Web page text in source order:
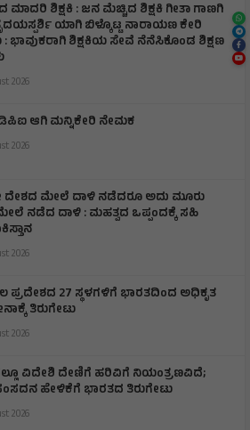
ಶಿಕ್ಷಕಿ : ಜನ ಮೆಚ್ಚಿದ ಶಿಕ್ಷಕಿ ಗೀತಾ ಗಾಣಗಿ
ಯಾಗಿ ಬಿಳ್ಕೊಟ್ಟ ನಾರಾಯಣ ಕೇರಿ
: ಭಾವುಕರಾಗಿ ಶಿಕ್ಷಕಿಯ ಸೇವೆ ನೆನೆಸಿಕೊಂಡ ಶಿಕ್ಷಣ
2026
ಆಗಿ ಮನ್ನಿಕೇರಿ ನೇಮಕ
2026
ದೇಶದ ಮೇಲೆ ದಾಳಿ ನಡೆದರೂ ಅದು ಮೂರು
ನಡೆದ ದಾಳಿ : ಮಹತ್ವದ ಒಪ್ಪಂದಕ್ಕೆ ಸಹಿ
2026
ಪ್ರದೇಶದ 27 ಸ್ಥಳಗಳಿಗೆ ಭಾರತದಿಂದ ಅಧಿಕೃತ
ತಿರುಗೇಟು
2026
ವಿದೇಶಿ ದೇಣಿಗೆ ಹರಿವಿಗೆ ನಿಯಂತ್ರಣವಿದೆ;
ಹೇಳಿಕೆಗೆ ಭಾರತದ ತಿರುಗೇಟು
2026